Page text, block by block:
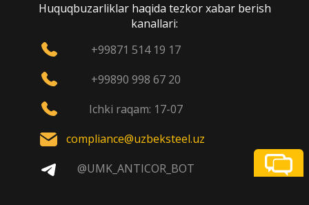
Huquqbuzarliklar haqida tezkor xabar berish
kanallari:
+99871 514 19 17
+99890 998 67 20
Ichki raqam: 17-07
compliance@uzbeksteel.uz
@UMK_ANTICOR_BOT